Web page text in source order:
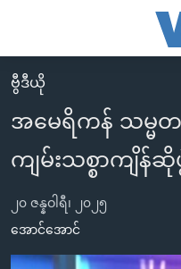
လွယ်ကူ
စေ
သည့်
Link
များ
ပင်မ
အကြောင်းအရာ
မူလစာမျက်နှာ
မြန်မာ
ကမ္ဘာ့သတင်းများ
အမေရိကန်
တရုတ်
သတင်းလွတ်လပ်ခွင့်
ရပ်ဝန်းတခု လမ်းတခု အလွ
ဗွီဒီယို
အမေရိကန် သမ္မ
ကျမ်းသစ္စာကျိန်ဆို
၂၀ ဇန္နဝါရီ၊ ၂၀၂၅
အောင်အောင်